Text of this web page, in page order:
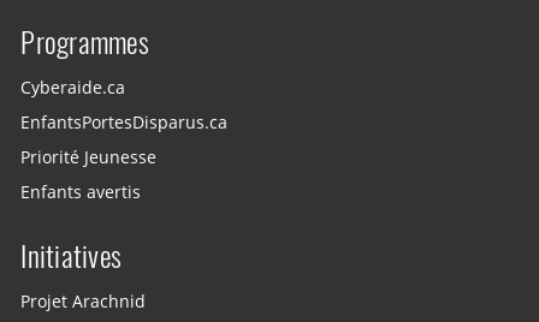
Programmes
Cyberaide.ca
EnfantsPortesDisparus.ca
Priorité Jeunesse
Enfants avertis
Initiatives
Projet Arachnid